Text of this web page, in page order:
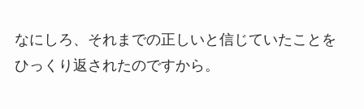
なにしろ、それまでの正しいと信じていたことを
ひっくり返されたのですから。